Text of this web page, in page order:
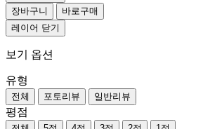
장바구니
바로구매
레이어 닫기
보기 옵션
유형
전체 포토리뷰 일반리뷰
평점